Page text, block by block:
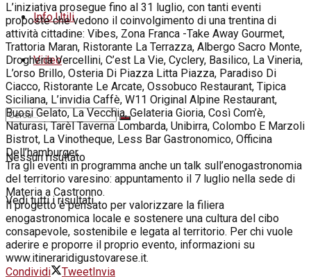
Info Utili
Video
Nessun risultato
Vedi tutti i risultati
L’iniziativa prosegue fino al 31 luglio, con tanti eventi
proposte che vedono il coinvolgimento di una trentina di
attività cittadine: Vibes, Zona Franca -Take Away Gourmet,
Trattoria Maran, Ristorante La Terrazza, Albergo Sacro Monte,
Drogheria Vercellini, C’est La Vie, Cyclery, Basilico, La Vineria,
L’orso Brillo, Osteria Di Piazza Litta Piazza, Paradiso Di
Ciacco, Ristorante Le Arcate, Ossobuco Restaurant, Tipica
Siciliana, L’invidia Caffè, W11 Original Alpine Restaurant,
Buosi Gelato, La Vecchia, Gelateria Gioria, Così Com’è,
Naturasi, Tarèl Taverna Lombarda, Unibirra, Colombo E Marzoli
Bistrot, La Vinotheque, Less Bar Gastronomico, Officina
Dell’hamburger.
Tra gli eventi in programma anche un talk sull’enogastronomia
del territorio varesino: appuntamento il 7 luglio nella sede di
Materia a Castronno.
Il progetto è pensato per valorizzare la filiera
enogastronomica locale e sostenere una cultura del cibo
consapevole, sostenibile e legata al territorio. Per chi vuole
aderire e proporre il proprio evento, informazioni su
www.itineraridigustovarese.it.
Condividi
Tweet Invia